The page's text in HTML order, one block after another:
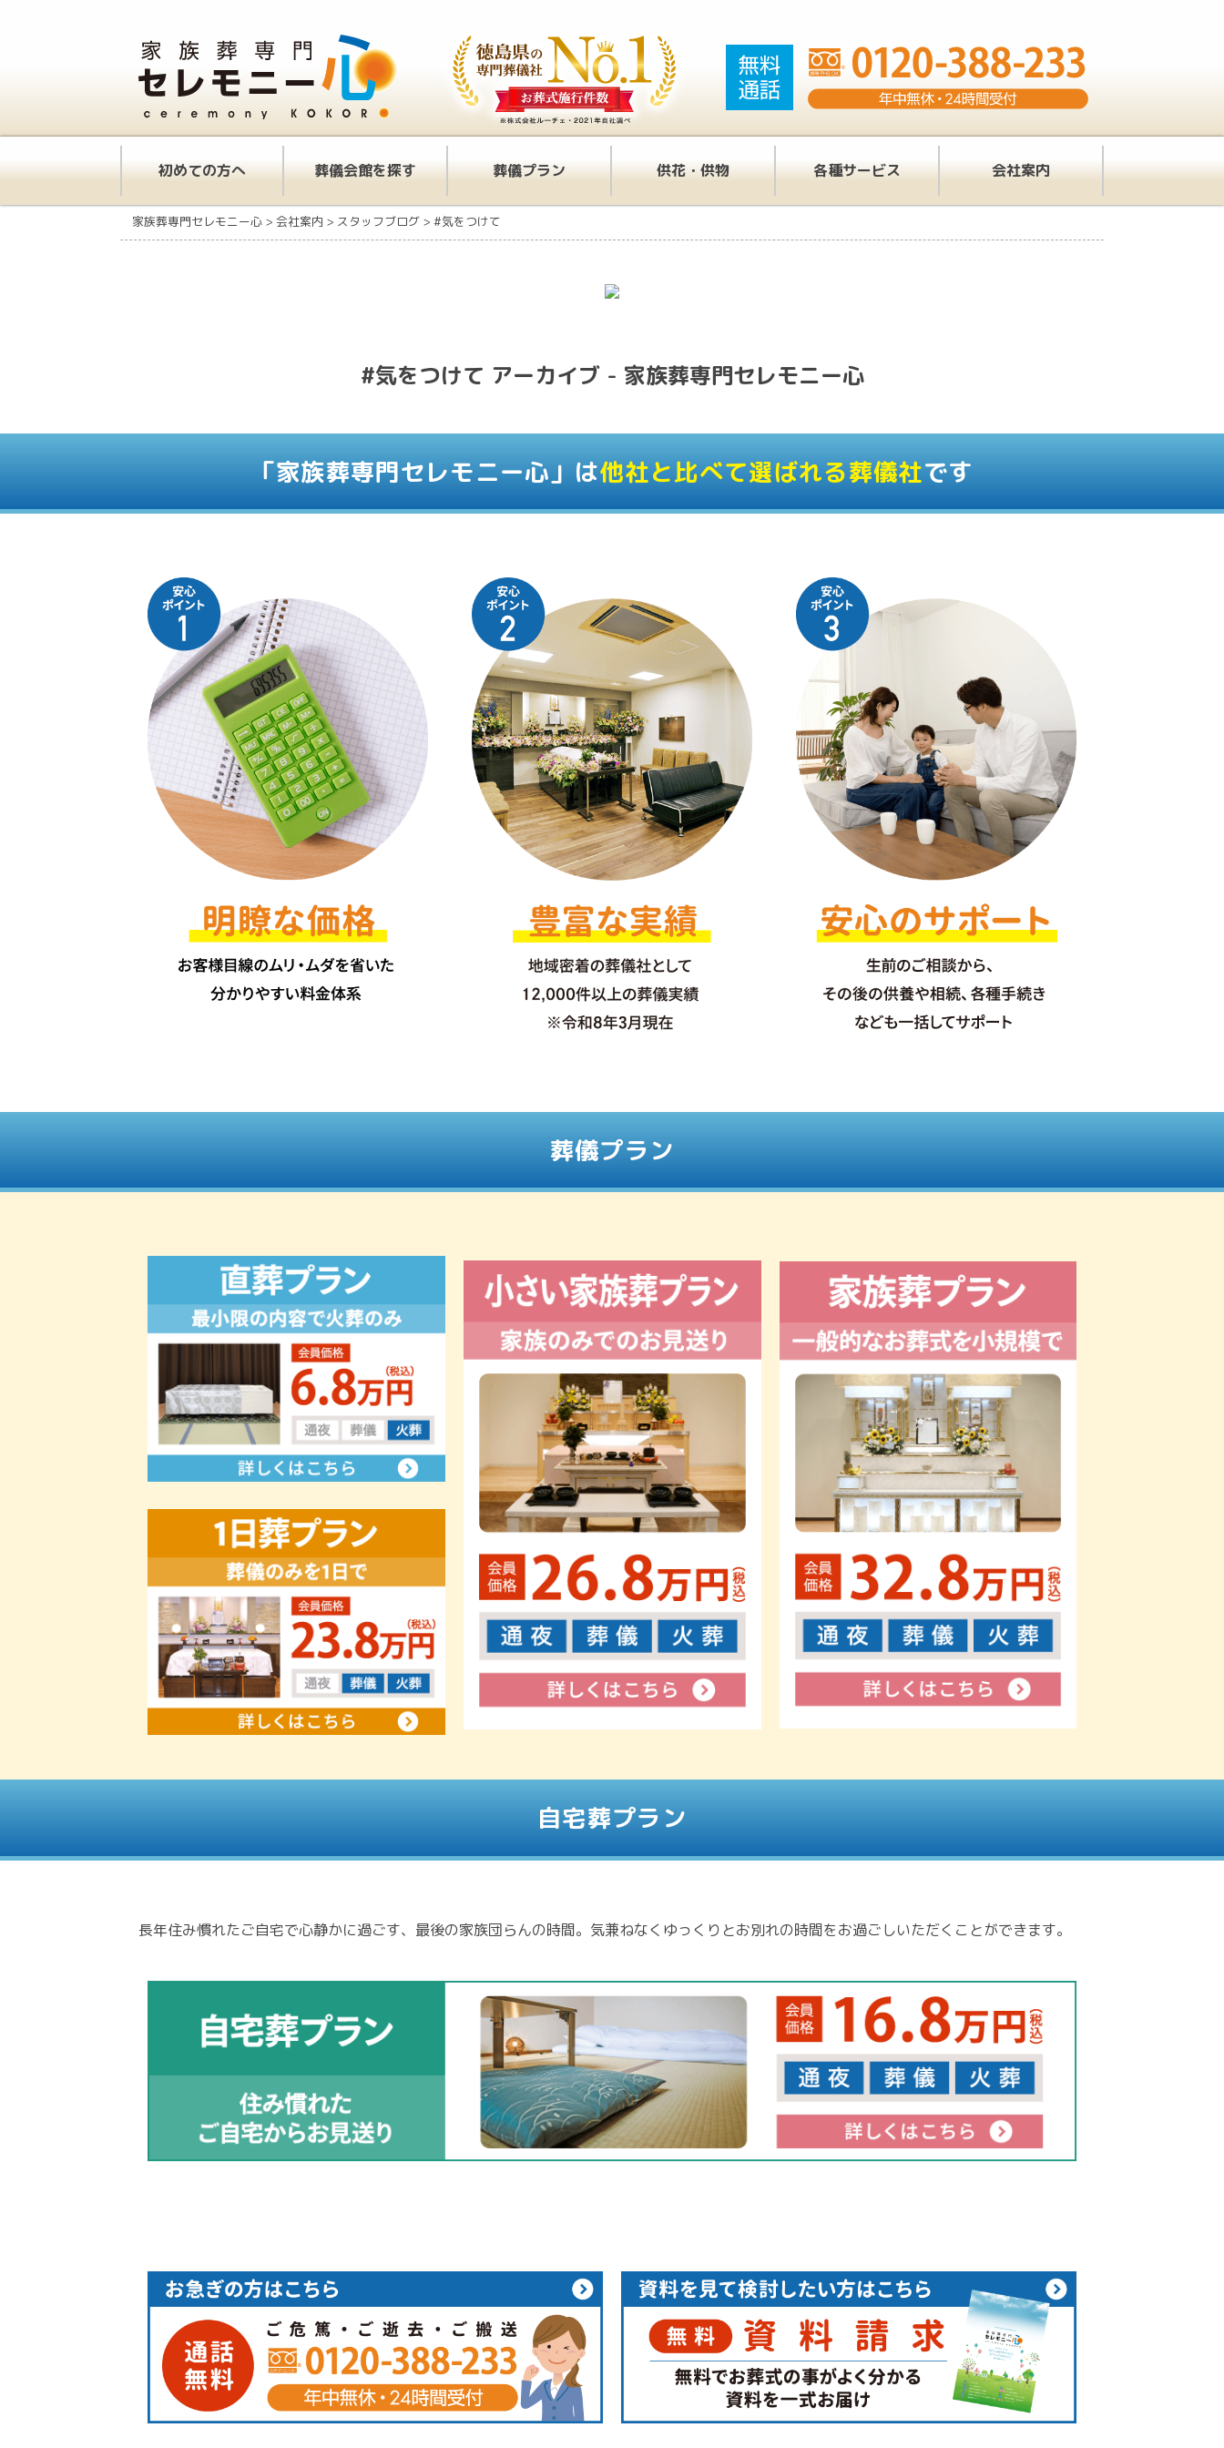
初めての方へ 葬儀会館を探す 葬儀プラン 供花・供物 各種サービス 会社案内
家族葬専門セレモニー心> 会社案内 > スタッフブログ> #気をつけて
#気をつけて アーカイブ - 家族葬専門セレモニー心
「家族葬専門セレモニー心」は他社と比べて選ばれる葬儀社です
葬儀プラン
自宅葬プラン
長年住み慣れたご自宅で心静かに過ごす、最後の家族団らんの時間。気兼ねなくゆっくりとお別れの時間をお過ごしいただくことができます。